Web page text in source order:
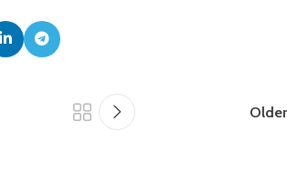
Older